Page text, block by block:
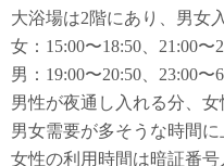
大浴場は2階にあり、男女
女：15:00〜18:50、21:00〜
男：19:00〜20:50、23:00〜
男性が夜通し入れる分、
男女需要が多そうな時間に
女性の利用時間は暗証番